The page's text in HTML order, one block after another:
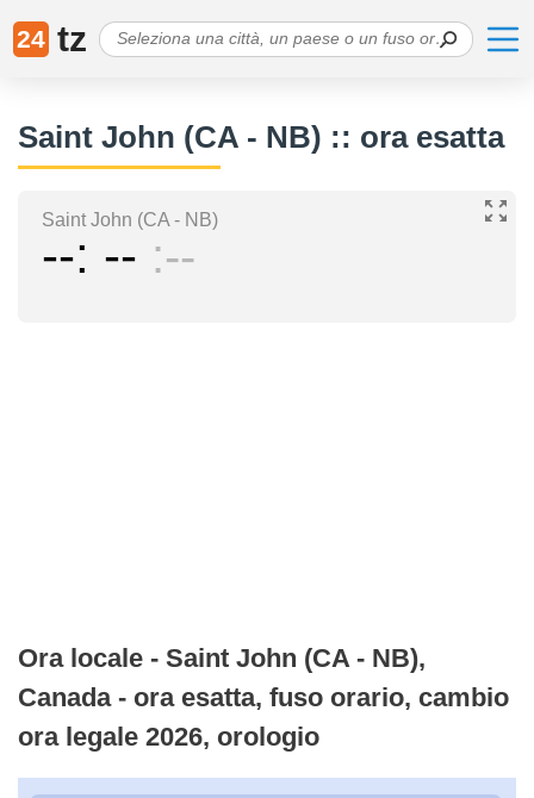
24 tz
Saint John (CA - NB) :: ora esatta
Saint John (CA - NB)
-- -- --
Ora locale - Saint John (CA - NB),
Canada - ora esatta, fuso orario, cambio
ora legale 2026, orologio